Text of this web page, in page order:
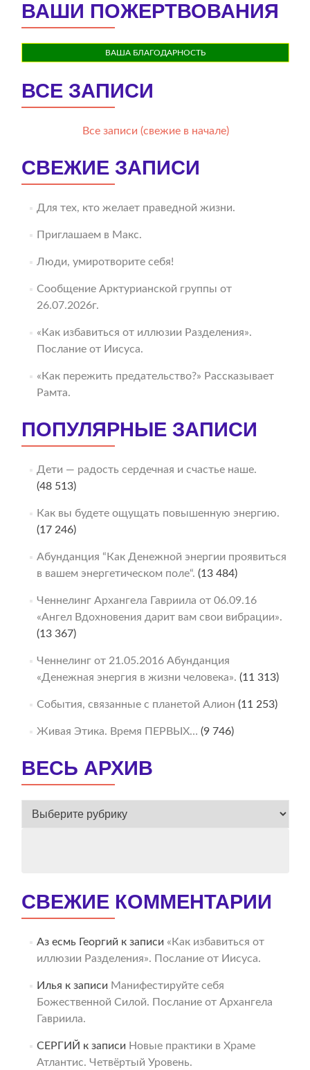
ВАШИ ПОЖЕРТВОВАНИЯ
ВАША БЛАГОДАРНОСТЬ
ВСЕ ЗАПИСИ
Все записи (свежие в начале)
СВЕЖИЕ ЗАПИСИ
Для тех, кто желает праведной жизни.
Приглашаем в Макс.
Люди, умиротворите себя!
Сообщение Арктурианской группы от
26.07.2026г.
«Как избавиться от иллюзии Разделения».
Послание от Иисуса.
«Как пережить предательство?» Рассказывает
Рамта.
ПОПУЛЯРНЫЕ ЗАПИСИ
Дети — радость сердечная и счастье наше.
(48 513)
Как вы будете ощущать повышенную энергию.
(17 246)
Абунданция “Как Денежной энергии проявиться
в вашем энергетическом поле“. (13 484)
Ченнелинг Архангела Гавриила от 06.09.16
«Ангел Вдохновения дарит вам свои вибрации».
(13 367)
Ченнелинг от 21.05.2016 Абунданция
«Денежная энергия в жизни человека». (11 313)
События, связанные с планетой Алион (11 253)
Живая Этика. Время ПЕРВЫХ… (9 746)
ВЕСЬ АРХИВ
ВЕСЬ
СВЕЖИЕ КОММЕНТАРИИ
Аз есмь Георгий к записи «Как избавиться от
иллюзии Разделения». Послание от Иисуса.
Илья к записи Манифестируйте себя
Божественной Силой. Послание от Архангела
Гавриила.
СЕРГИЙ к записи Новые практики в Храме
Атлантис. Четвёртый Уровень.